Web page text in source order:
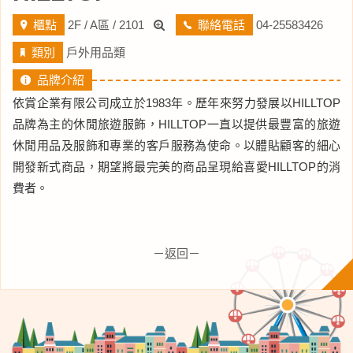
櫃點 2F / A區 / 2101 聯絡電話 04-25583426
類別 戶外用品類
品牌介紹
依賞企業有限公司成立於1983年。歷年來努力發展以HILLTOP
品牌為主的休閒旅遊服飾，HILLTOP一直以提供最豐富的旅遊
休閒用品及服飾和專業的客戶服務為使命。以體貼顧客的細心
開發新式商品，期望將最完美的商品呈現給喜愛HILLTOP的消
費者。
－返回－